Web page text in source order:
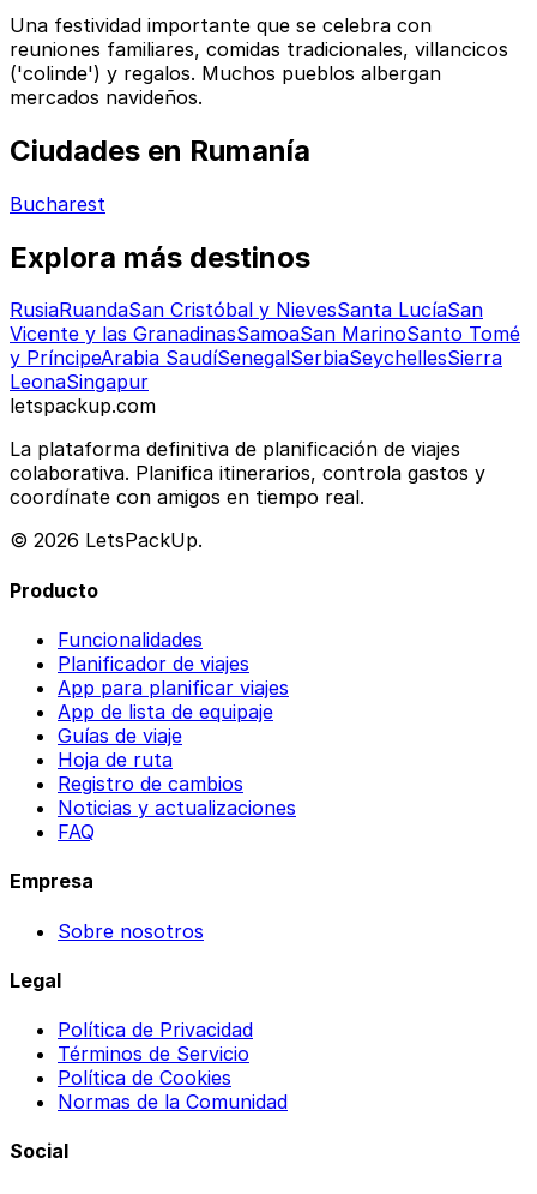
Una festividad importante que se celebra con
reuniones familiares, comidas tradicionales, villancicos
('colinde') y regalos. Muchos pueblos albergan
mercados navideños.
Ciudades en Rumanía
Bucharest
Explora más destinos
RusiaRuandaSan Cristóbal y NievesSanta LucíaSan
Vicente y las GranadinasSamoaSan MarinoSanto Tomé
y PríncipeArabia SaudíSenegalSerbiaSeychellesSierra
LeonaSingapur
letspackup.com
La plataforma definitiva de planificación de viajes
colaborativa. Planifica itinerarios, controla gastos y
coordínate con amigos en tiempo real.
© 2026 LetsPackUp.
Producto
Funcionalidades
Planificador de viajes
App para planificar viajes
App de lista de equipaje
Guías de viaje
Hoja de ruta
Registro de cambios
Noticias y actualizaciones
FAQ
Empresa
Sobre nosotros
Legal
Política de Privacidad
Términos de Servicio
Política de Cookies
Normas de la Comunidad
Social